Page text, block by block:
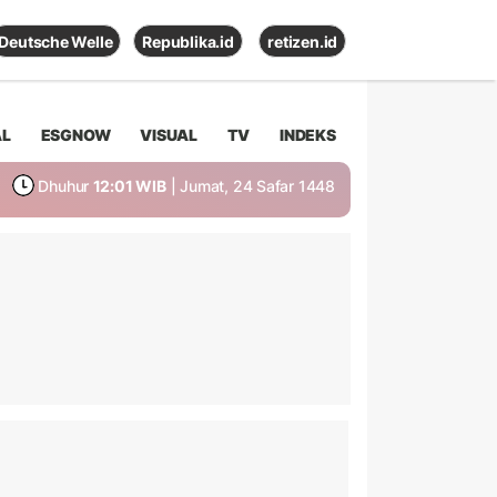
Deutsche Welle Republika.id retizen.id
ESGNOW VISUAL TV INDEKS
Dhuhur 12:01 WIB | Jumat, 24 Safar 1448